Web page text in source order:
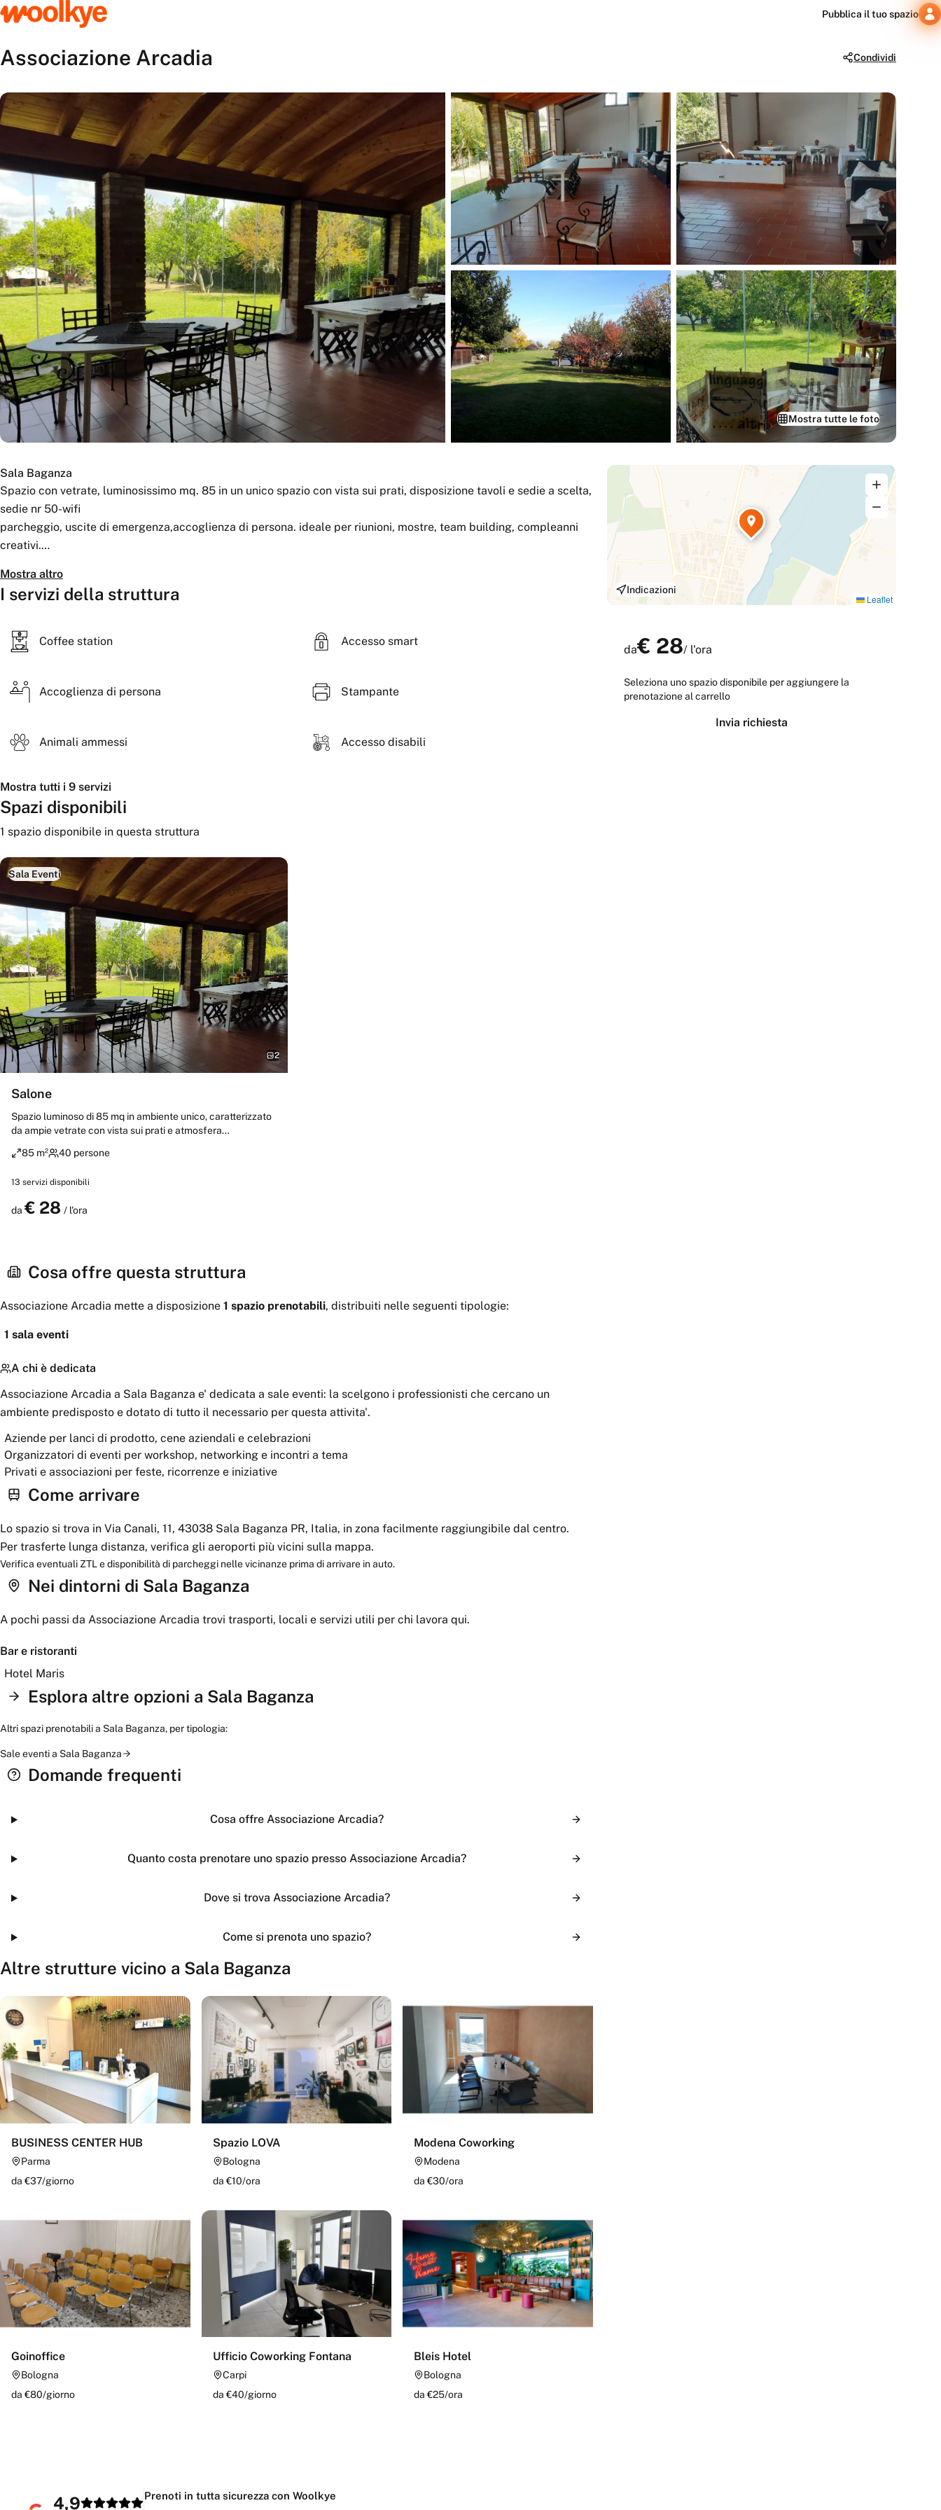
Pubblica il tuo spazio
Associazione Arcadia Condividi
Mostra tutte le foto
Sala Baganza
Spazio con vetrate, luminosissimo mq. 85 in un unico spazio con vista sui prati, disposizione tavoli e sedie a scelta,
sedie nr 50-wifi
parcheggio, uscite di emergenza,accoglienza di persona. ideale per riunioni, mostre, team building, compleanni
creativi.
carta a mano-linoleografia e stampa-costruzione libri- sbalzo su metallo.
Costo spazi € 28 orari
Mostra altro
I servizi della struttura
Coffee station Accesso smart
Accoglienza di persona Stampante
Animali ammessi Accesso disabili
Mostra tutti i 9 servizi
Spazi disponibili
1 spazio disponibile in questa struttura
Sala Eventi
2
Salone
Spazio luminoso di 85 mq in ambiente unico, caratterizzato
da ampie vetrate con vista sui prati e atmosfera
personalizzabile, con disponibilità fino a 50 posti a sedere.
di accoglienza in presenza. Ideale per riunioni, mostre, team
building, eventi creativi e compleanni.
85 m² 40 persone
13 servizi disponibili
da € 28 / l'ora
Cosa offre questa struttura
Associazione Arcadia mette a disposizione 1 spazio prenotabili, distribuiti nelle seguenti tipologie:
1 sala eventi
A chi è dedicata
Associazione Arcadia a Sala Baganza e' dedicata a sale eventi: la scelgono i professionisti che cercano un
ambiente predisposto e dotato di tutto il necessario per questa attivita'.
Aziende per lanci di prodotto, cene aziendali e celebrazioni
Organizzatori di eventi per workshop, networking e incontri a tema
Privati e associazioni per feste, ricorrenze e iniziative
Come arrivare
Lo spazio si trova in Via Canali, 11, 43038 Sala Baganza PR, Italia, in zona facilmente raggiungibile dal centro.
Per trasferte lunga distanza, verifica gli aeroporti più vicini sulla mappa.
Verifica eventuali ZTL e disponibilità di parcheggi nelle vicinanze prima di arrivare in auto.
Nei dintorni di Sala Baganza
A pochi passi da Associazione Arcadia trovi trasporti, locali e servizi utili per chi lavora qui.
Bar e ristoranti
Hotel Maris
Esplora altre opzioni a Sala Baganza
Altri spazi prenotabili a Sala Baganza, per tipologia:
Sale eventia Sala Baganza
Domande frequenti
Cosa offre Associazione Arcadia?
Quanto costa prenotare uno spazio presso Associazione Arcadia?
Dove si trova Associazione Arcadia?
Come si prenota uno spazio?
Altre strutture vicino a Sala Baganza
BUSINESS CENTER HUB
Parma
da €37/giorno
Spazio LOVA
Bologna
da €10/ora
Modena Coworking
Modena
da €30/ora
Goinoffice
Bologna
da €80/giorno
Ufficio Coworking Fontana
Carpi
da €40/giorno
Bleis Hotel
Bologna
da €25/ora
Leaflet
Indicazioni
da€ 28/ l'ora
Seleziona uno spazio disponibile per aggiungere la
prenotazione al carrello
Invia richiesta
4,9 Prenoti in tutta sicurezza con Woolkye